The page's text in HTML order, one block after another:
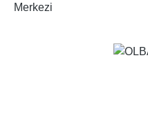
Merkezi
Bildergalerie überspringen